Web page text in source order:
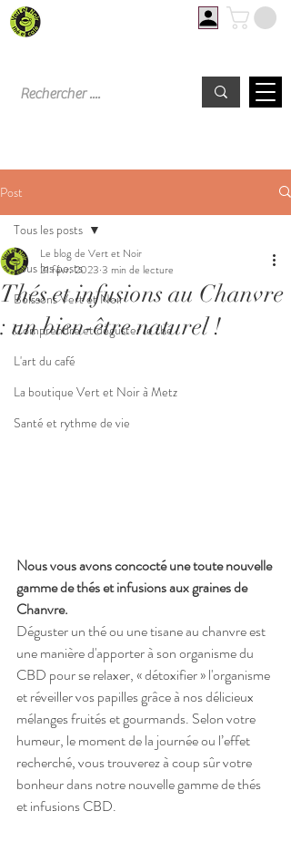
Post
Tous les posts
Boissons Vert et Noir
Comprendre et déguster le thé
L'art du café
La boutique Vert et Noir à Metz
Santé et rythme de vie
Tous les posts
Thés et infusions au Chanvre
: un bien-être naturel !
Le blog de Vert et Noir
21 févr. 2023 3 min de lecture
Nous vous avons concocté une toute nouvelle
gamme de thés et infusions aux graines de
Chanvre.
Déguster un thé ou une tisane au chanvre est
une manière d'apporter à son organisme du
CBD pour se relaxer, « détoxifier » l'organisme
et réveiller vos papilles grâce à nos délicieux
mélanges fruités et gourmands. Selon votre
humeur, le moment de la journée ou l’effet
recherché, vous trouverez à coup sûr votre
bonheur dans notre nouvelle gamme de thés
et infusions CBD.